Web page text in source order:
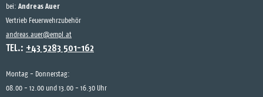
bei: Andreas Auer
Vertrieb Feuerwehrzubehör
andreas.auer@empl.at
TEL.: +43 5283 501-162
Montag - Donnerstag:
08.00 - 12.00 und 13.00 - 16.30 Uhr